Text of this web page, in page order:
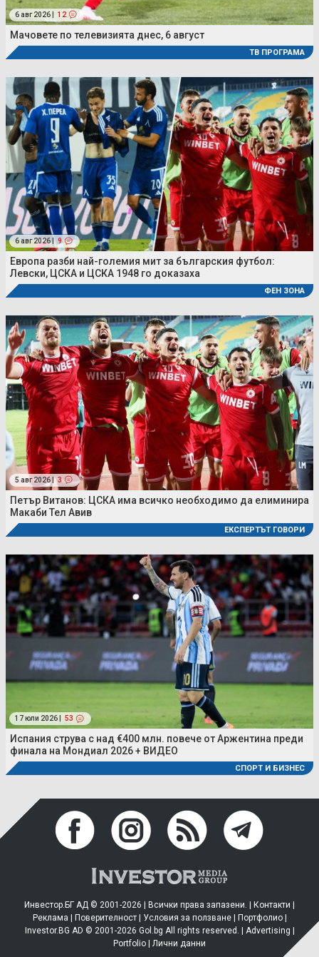
6 авг 2026 | 12
Мачовете по телевизията днес, 6 август
ТВ ПРОГРАМА
6 авг 2026 | 9
Европа разби най-големия мит за българския футбол:
Левски, ЦСКА и ЦСКА 1948 го доказаха
ФЕН ЗОНА
5 авг 2026 | 3
Петър Витанов: ЦСКА има всичко необходимо да елиминира
Макаби Тел Авив
ЕКСПЕРТЪТ ГОВОРИ
17 юли 2026 | 53
Испания струва с над €400 млн. повече от Аржентина преди
финала на Мондиал 2026 + ВИДЕО
СПОРТ И БИЗНЕС
Инвестор.БГ АД © 2001-2026 | Всички права запазени. | Контакти
Реклама
Поверителност| Условия за ползване| Портфолио|
Investor.BG AD © 2001-2026 Gol.bg All rights reserved. | Advertising
Portfolio
Лични данни